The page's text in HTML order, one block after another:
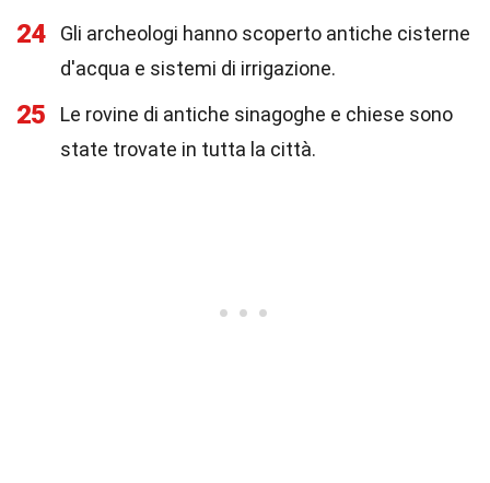
24
Gli archeologi hanno scoperto antiche cisterne
d'acqua e sistemi di irrigazione.
25
Le rovine di antiche sinagoghe e chiese sono
state trovate in tutta la città.